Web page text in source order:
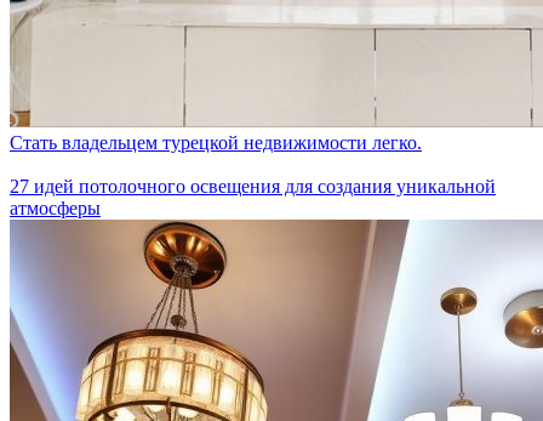
Стать владельцем турецкой недвижимости легко.
27 идей потолочного освещения для создания уникальной
атмосферы